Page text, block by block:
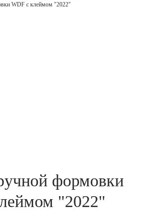
WDF c клеймом "2022"
формовки
"2022"